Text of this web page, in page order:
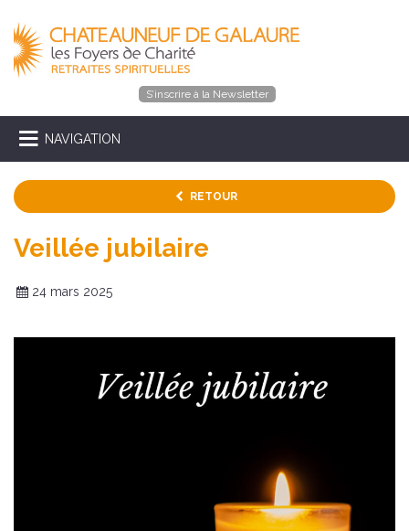
S’inscrire à la Newsletter
NAVIGATION
RETOUR
Veillée jubilaire
24 mars 2025